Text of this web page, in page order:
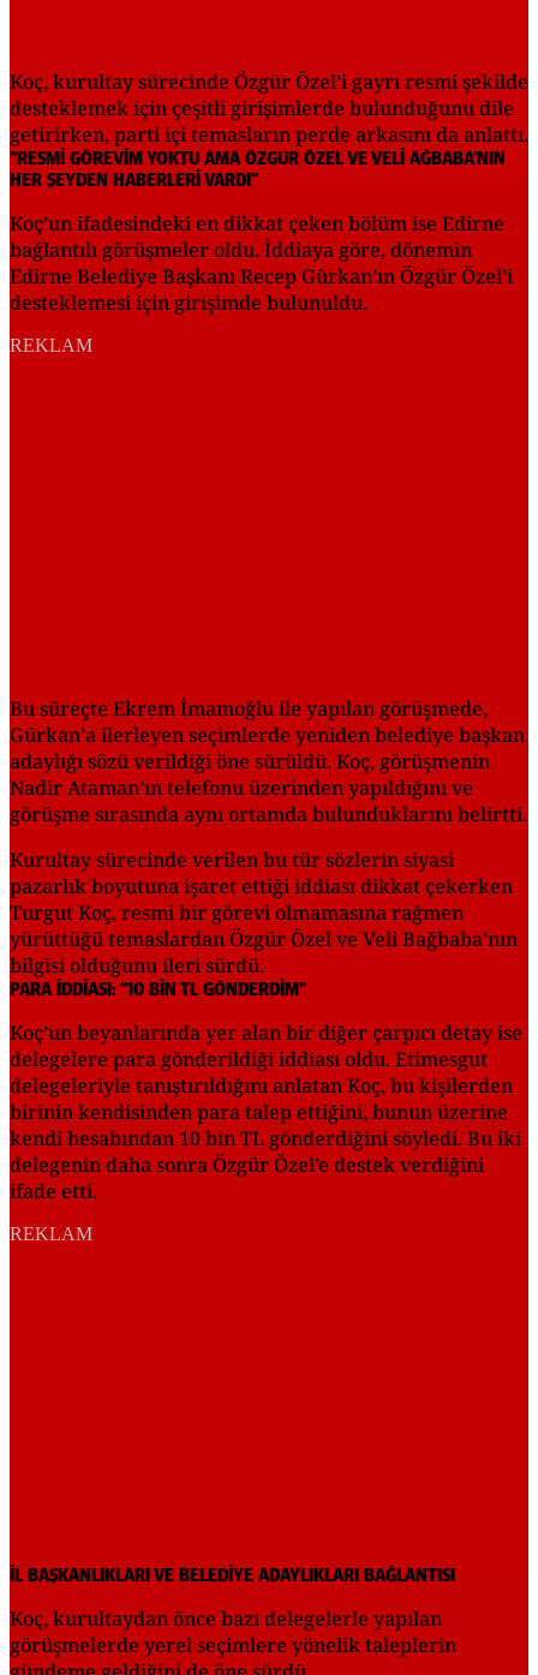
Koç, kurultay sürecinde Özgür Özel’i gayrı resmi şekilde
desteklemek için çeşitli girişimlerde bulunduğunu dile
getirirken, parti içi temasların perde arkasını da anlattı.
“RESMİ GÖREVİM YOKTU AMA ÖZGÜR ÖZEL VE VELİ AĞBABA’NIN
HER ŞEYDEN HABERLERİ VARDI”
Koç’un ifadesindeki en dikkat çeken bölüm ise Edirne
bağlantılı görüşmeler oldu. İddiaya göre, dönemin
Edirne Belediye Başkanı Recep Gürkan’ın Özgür Özel’i
desteklemesi için girişimde bulunuldu.
REKLAM
Bu süreçte Ekrem İmamoğlu ile yapılan görüşmede,
Gürkan’a ilerleyen seçimlerde yeniden belediye başkan
adaylığı sözü verildiği öne sürüldü. Koç, görüşmenin
Nadir Ataman’ın telefonu üzerinden yapıldığını ve
görüşme sırasında aynı ortamda bulunduklarını belirtti.
Kurultay sürecinde verilen bu tür sözlerin siyasi
pazarlık boyutuna işaret ettiği iddiası dikkat çekerken
Turgut Koç, resmi bir görevi olmamasına rağmen
yürüttüğü temaslardan Özgür Özel ve Veli Bağbaba’nın
bilgisi olduğunu ileri sürdü.
PARA İDDİASI: “10 BİN TL GÖNDERDİM”
Koç’un beyanlarında yer alan bir diğer çarpıcı detay ise
delegelere para gönderildiği iddiası oldu. Etimesgut
delegeleriyle tanıştırıldığını anlatan Koç, bu kişilerden
birinin kendisinden para talep ettiğini, bunun üzerine
kendi hesabından 10 bin TL gönderdiğini söyledi. Bu iki
delegenin daha sonra Özgür Özel’e destek verdiğini
ifade etti.
REKLAM
İL BAŞKANLIKLARI VE BELEDİYE ADAYLIKLARI BAĞLANTISI
Koç, kurultaydan önce bazı delegelerle yapılan
görüşmelerde yerel seçimlere yönelik taleplerin